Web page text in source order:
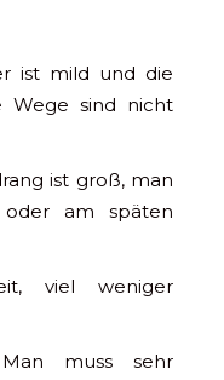
ist mild und die
Wege sind nicht
ist groß, man
am späten
viel weniger
muss sehr